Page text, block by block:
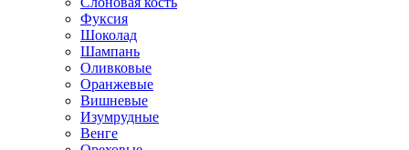
Фуксия
Шоколад
Шампань
Оливковые
Оранжевые
Вишневые
Изумрудные
Венге